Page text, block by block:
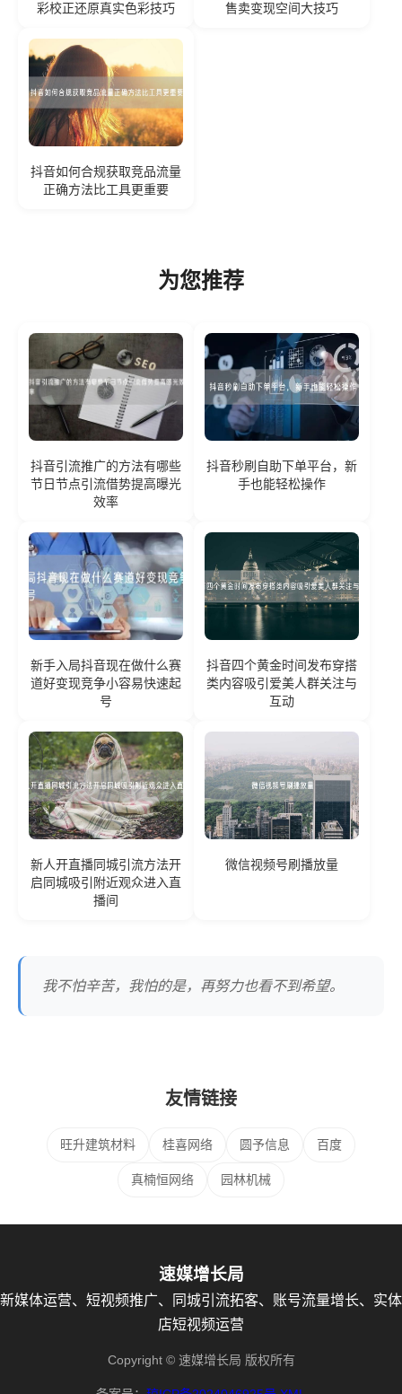
彩校正还原真实色彩技巧
售卖变现空间大技巧
抖音如何合规获取竞品流量
正确方法比工具更重要
为您推荐
抖音引流推广的方法有哪些
节日节点引流借势提高曝光
效率
抖音秒刷自助下单平台，新
手也能轻松操作
新手入局抖音现在做什么赛
道好变现竞争小容易快速起
号
抖音四个黄金时间发布穿搭
类内容吸引爱美人群关注与
互动
新人开直播同城引流方法开
启同城吸引附近观众进入直
播间
微信视频号刷播放量
我不怕辛苦，我怕的是，再努力也看不到希望。
友情链接
旺升建筑材料 桂喜网络 圆予信息 百度
真楠恒网络 园林机械
速媒增长局
新媒体运营、短视频推广、同城引流拓客、账号流量增长、实体
店短视频运营
Copyright © 速媒增长局 版权所有